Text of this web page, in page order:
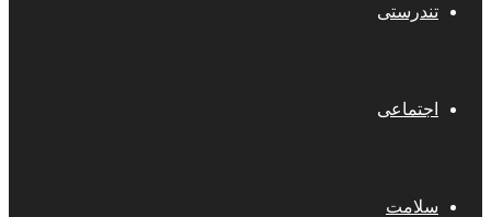
تندرستی
اجتماعی
سلامت